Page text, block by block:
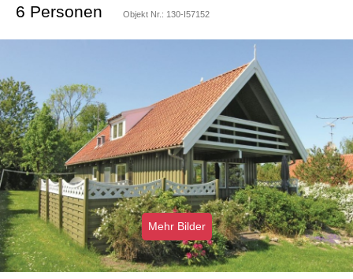
6 Personen Objekt Nr.: 130-I57152
Mehr Bilder